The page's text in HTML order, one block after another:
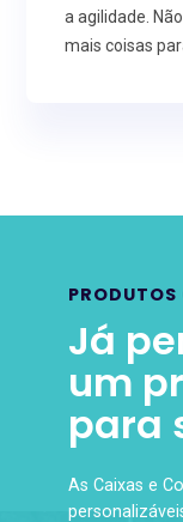
a agilidade.
mais coisas
Já
um
para
As Caixas e